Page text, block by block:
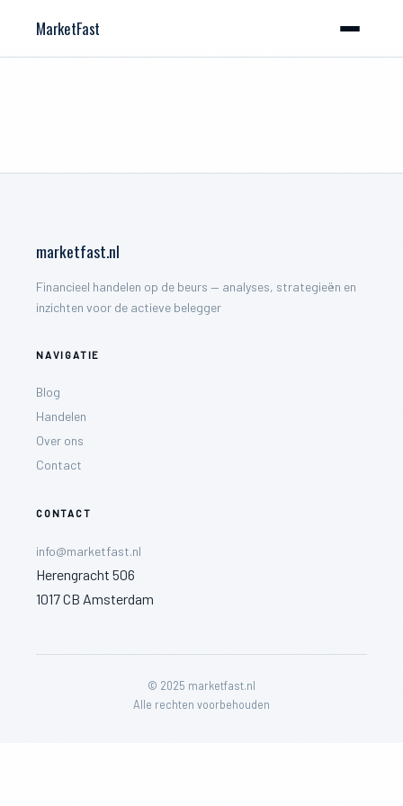
MarketFast
marketfast.nl
Financieel handelen op de beurs — analyses, strategieën en
inzichten voor de actieve belegger
NAVIGATIE
Blog
Handelen
Over ons
Contact
CONTACT
info@marketfast.nl
Herengracht 506
1017 CB Amsterdam
© 2025 marketfast.nl
Alle rechten voorbehouden